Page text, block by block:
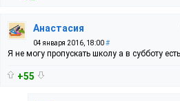
Анастасия
04 января 2016, 18:00#
Я не могу пропускать школу а в субботу
+55